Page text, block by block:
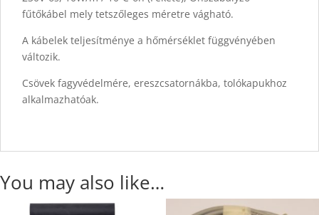
fűtőkábel mely tetszőleges méretre vágható.
A kábelek teljesítménye a hőmérséklet függvényében
változik.
Csövek fagyvédelmére, ereszcsatornákba, tolókapukhoz
alkalmazhatóak.
You may also like…